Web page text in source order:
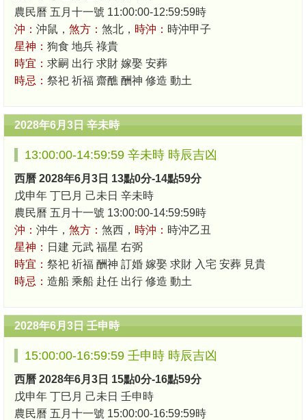
農民曆 五月十一號 11:00:00-12:59:59時
沖： 沖鼠， 煞方： 煞北， 時沖： 時沖甲子
星神： 狗食 地兵 祿貴
時宜： 求嗣 出行 求財 嫁娶 安葬
時忌： 祭祀 祈福 齋醮 酬神 修造 動土
2028年6月3日 辛未時
13:00:00-14:59:59 辛未時 時辰吉凶
西曆 2028年6月3日 13點0分-14點59分
戊申年 丁巳月 己未日 辛未時
農民曆 五月十一號 13:00:00-14:59:59時
沖： 沖牛， 煞方： 煞西， 時沖： 時沖乙丑
星神： 日建 元武 福星 右弼
時宜： 祭祀 祈福 酬神 訂婚 嫁娶 求財 入宅 安葬 見貴
時忌： 造船 乘船 赴任 出行 修造 動土
2028年6月3日 壬申時
15:00:00-16:59:59 壬申時 時辰吉凶
西曆 2028年6月3日 15點0分-16點59分
戊申年 丁巳月 己未日 壬申時
農民曆 五月十一號 15:00:00-16:59:59時